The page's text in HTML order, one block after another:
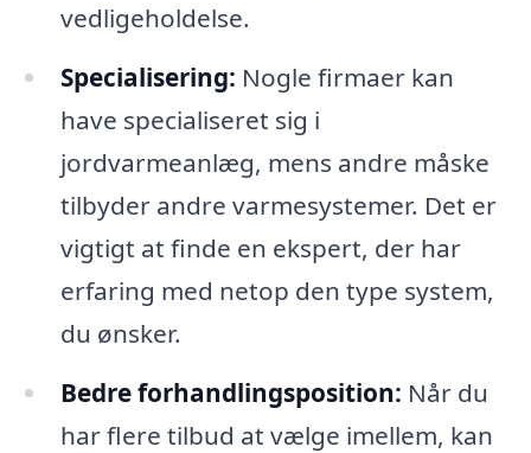
vedligeholdelse.
Specialisering: Nogle firmaer kan
have specialiseret sig i
jordvarmeanlæg, mens andre måske
tilbyder andre varmesystemer. Det er
vigtigt at finde en ekspert, der har
erfaring med netop den type system,
du ønsker.
Bedre forhandlingsposition: Når du
har flere tilbud at vælge imellem, kan